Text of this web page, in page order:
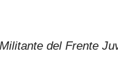
del Frente